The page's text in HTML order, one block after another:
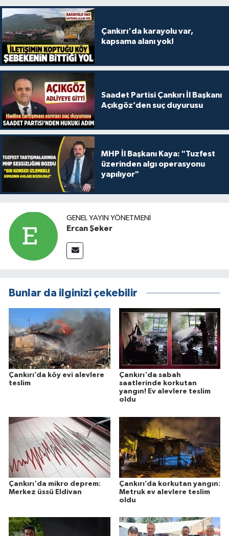
Çankırı'da karayolu var,
kapsama alanı yok!
Saadet Partisi Çankırı İl Başkanı
Açıkgöz’den suç duyurusu
MHP İl Başkanı Kaya: "Tuzfest
üzerinden algı operasyonu
yapılıyor"
GENEL YAYIN YÖNETMENI
Ercan Şeker
Bunlar da ilginizi çekebilir
Çankırı’da köy evi alevlere
teslim
Çankırı'da sabah
saatlerinde korkutan
yangın! Ev alevlere teslim
oldu
Çankırı'da mikro deprem:
Merkez üssü Eldivan
Çankırı’da korkutan yangın:
Metruk ev alevlere teslim
oldu